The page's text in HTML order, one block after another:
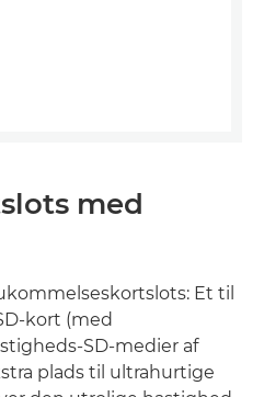
med
Et til
kort (med
SD-medier af
plads til ultrahurtige